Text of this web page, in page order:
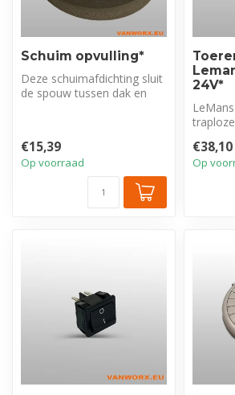
Schuim opvulling*
Deze schuimafdichting sluit
de spouw tussen dak en
€15,39
Op voorraad
24V*
stuursp...
€38,10
Op